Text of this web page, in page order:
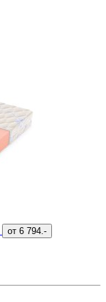
от 6 794.-